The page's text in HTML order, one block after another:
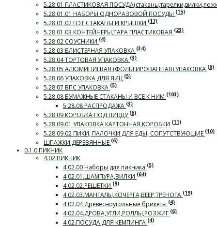
5.28.01 ПЛАСТИКОВАЯ
5.28.01.01 НАБОРЫ ОДНОРАЗОВОЙ ПОСУДЫ (15)
5.28.01.02 ПЭТ СТАКАНЫ И КРЫШКИ (17)
5.28.01.03 КОНТЕЙНЕРЫ,ТАРА ПЛАСТИКОВАЯ (23)
5.28.02 СОУСНИКИ (4)
5.28.03 БЛИСТЕРНАЯ УПАКОВКА (34)
5.28.04 ТОРТОВАЯ УПАКОВКА (3)
5.28.05 АЛЮМИНИЕВАЯ (ФОЛЬГИРОВАННАЯ) УПАКОВКА (6)
5.28.06 УПАКОВКА ДЛЯ ЯИЦ (5)
5.28.07 ВПС УПАКОВКА (5)
5.28.08 БУМАЖНЫЕ СТАКАНЫ И ВСЕ К НИМ (103)
5.28.08 РАСПРОДАЖА (3)
5.28.09 КОРОБКА ПОД ПИЦЦУ (6)
5.28.09.01 УПАКОВКА КАРТОННАЯ,КОРОБКИ (11)
5.28.09.02 ПИКИ, ПАЛОЧКИ ДЛЯ ЕДЫ, СОПУТСТВУЮЩИЕ (10)
ШПАЖКИ ДЕРЕВЯННЫЕ (6)
0.1.0 ПИКНИК
4.02.ПИКНИК
4.02.00 Наборы для пикника (5)
4.02.01.ШАМПУРА,ВИЛКИ (64)
4.02.02.РЕШЕТКИ (9)
4.02.03.МАНГАЛЫ,КОЧЕРГА,ВЕЕР,ТРЕНОГА (19)
4.02.04 Древесноугольные брикеты (4)
4.02.04.ДРОВА,УГЛИ,РОЛЛЫ,РОЗЖИГ (6)
4.02.ПОСУДА ДЛЯ КЕМПИНГА (4)